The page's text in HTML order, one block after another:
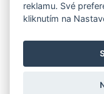
Zákaznický
reklamu. Své
kliknutím na